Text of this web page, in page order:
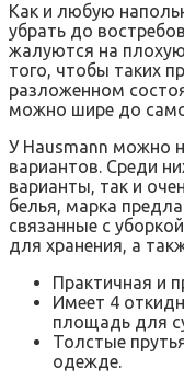
Как и любую
убрать до
жалуются на
того, чтобы таких
разложенном
можно шире до
У Hausmann можно
вариантов. Среди
варианты, так и
белья, марка
связанные с
для хранения, а
Практичная и
Имеет 4
площадь для
Толстые
одежде.